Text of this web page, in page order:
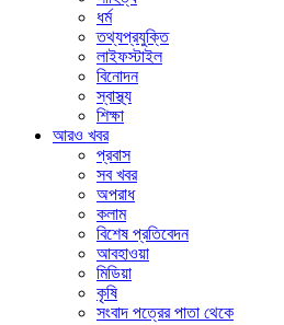
ধর্ম
তথ্যপ্রযুক্তি
লাইফস্টাইল
বিনোদন
স্বাস্থ্য
শিক্ষা
আরও খবর
প্রবাস
সব খবর
অপরাধ
কলাম
বিশেষ প্রতিবেদন
আবহাওয়া
মিডিয়া
কৃষি
সংবাদ পত্রের পাতা থেকে